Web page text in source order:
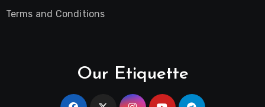
Terms and Conditions
Our Etiquette